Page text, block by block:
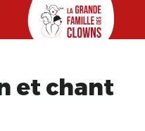
et chant